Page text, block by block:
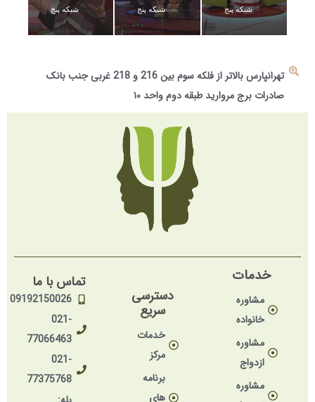
شبکه پنج شبکه پنج شبکه پنج
تهرانپارس بالاتر از فلکه سوم بین 216 و 218 غربی جنب بانک
صادرات برج مروارید طبقه دوم واحد ۱۰
خدمات
مشاوره
خانواده
مشاوره
ازدواج
مشاوره
دسترسی
سریع
خدمات
مرکز
برنامه
های
تماس با ما
09192150026
021-
77066463
021-
77375768